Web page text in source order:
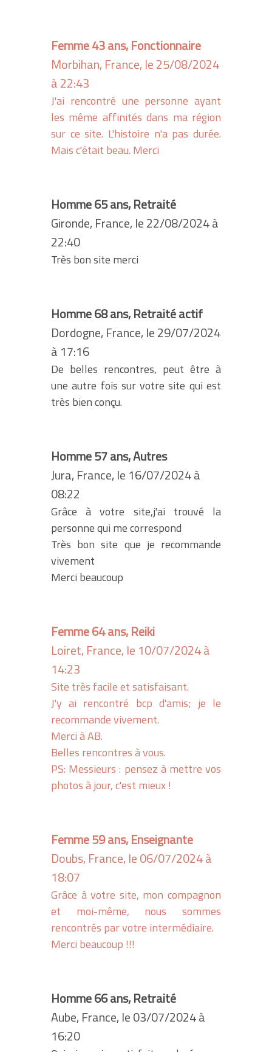
Femme 43 ans, Fonctionnaire
Morbihan, France, le 25/08/2024
à 22:43
J'ai rencontré une personne ayant
les même affinités dans ma région
sur ce site. L'histoire n'a pas durée.
Mais c'était beau. Merci
Homme 65 ans, Retraité
Gironde, France, le 22/08/2024 à
22:40
Très bon site merci
Homme 68 ans, Retraité actif
Dordogne, France, le 29/07/2024
à 17:16
De belles rencontres, peut être à
une autre fois sur votre site qui est
très bien conçu.
Homme 57 ans, Autres
Jura, France, le 16/07/2024 à
08:22
Grâce à votre site,j'ai trouvé la
personne qui me correspond
Très bon site que je recommande
vivement
Merci beaucoup
Femme 64 ans, Reiki
Loiret, France, le 10/07/2024 à
14:23
Site très facile et satisfaisant.
J'y ai rencontré bcp d'amis; je le
recommande vivement.
Merci à AB.
Belles rencontres à vous.
PS: Messieurs : pensez à mettre vos
photos à jour, c'est mieux !
Femme 59 ans, Enseignante
Doubs, France, le 06/07/2024 à
18:07
Grâce à votre site, mon compagnon
et moi-même, nous sommes
rencontrés par votre intermédiaire.
Merci beaucoup !!!
Homme 66 ans, Retraité
Aube, France, le 03/07/2024 à
16:20